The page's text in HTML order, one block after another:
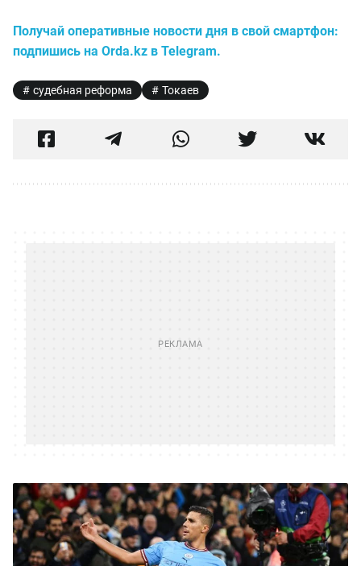
Получай оперативные новости дня в свой смартфон:
подпишись на Orda.kz в Telegram.
судебная реформа Токаев